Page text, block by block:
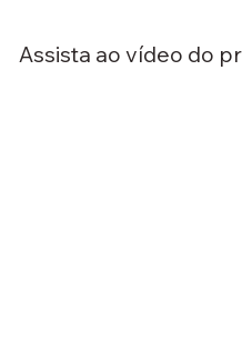
Assista ao vídeo do